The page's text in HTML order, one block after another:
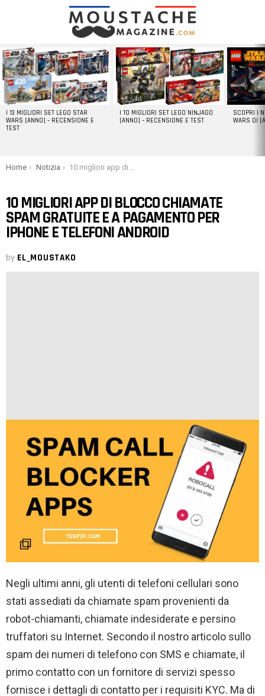
LATEST
STORIES
I 13 MIGLIORI SET LEGO STAR
WARS [ANNO] – RECENSIONE E
TEST
I 10 MIGLIORI SET LEGO NINJAGO
[ANNO] – RECENSIONE E TEST
SCOPRI I
WARS DI
You are here:
Home Notizia 10 migliori app di blocco chiamate spam gratuite e a pagamento per iPhone e telefoni Android
10 MIGLIORI APP DI BLOCCO CHIAMATE
SPAM GRATUITE E A PAGAMENTO PER
IPHONE E TELEFONI ANDROID
by EL_MOUSTAKO
Negli ultimi anni, gli utenti di telefoni cellulari sono
stati assediati da chiamate spam provenienti da
robot-chiamanti, chiamate indesiderate e persino
truffatori su Internet. Secondo il nostro articolo sullo
spam dei numeri di telefono con SMS e chiamate, il
primo contatto con un fornitore di servizi spesso
fornisce i dettagli di contatto per i requisiti KYC. Ma di